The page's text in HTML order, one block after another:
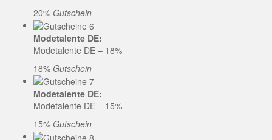
20% Gutschein
Modetalente DE:
Modetalente DE – 18%
18% Gutschein
Modetalente DE:
Modetalente DE – 15%
15% Gutschein